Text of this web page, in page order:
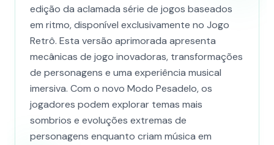
edição da aclamada série de jogos baseados
em ritmo, disponível exclusivamente no Jogo
Retrô. Esta versão aprimorada apresenta
mecânicas de jogo inovadoras, transformações
de personagens e uma experiência musical
imersiva. Com o novo Modo Pesadelo, os
jogadores podem explorar temas mais
sombrios e evoluções extremas de
personagens enquanto criam música em